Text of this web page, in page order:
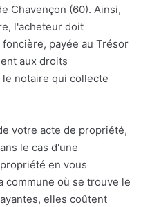
Chavençon (60). Ainsi,
l'acheteur doit
payée au Trésor
aux droits
notaire qui collecte
votre acte de propriété,
le cas d'une
en vous
commune où se trouve le
elles coûtent